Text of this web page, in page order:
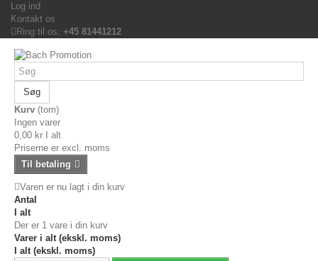
Log ind
Kontakt os
Ring til os: +45 81441212
Søg
Kurv (tom)
Ingen varer
0,00 kr
I alt
Priserne er excl. moms
Til betaling
Varen er nu lagt i din kurv
Antal
I alt
Der er 1 vare i din kurv
Varer i alt (ekskl. moms)
I alt (ekskl. moms)